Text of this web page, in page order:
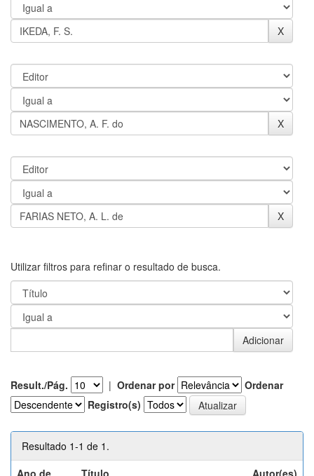
Utilizar filtros para refinar o resultado de busca.
Result./Pág. | Ordenar por
Ordenar
Registro(s)
Resultado 1-1 de 1.
Ano de
Título Autor(es)